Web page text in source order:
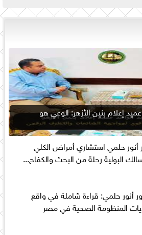
إعلام بنين الأزهر: الوعي هو
أنور حلمي استشاري أمراض الكلي
البولية رحلة من البحث والكفاح...
أنور حلمي: قراءة شاملة في واقع
المنظومة الصحية في مصر